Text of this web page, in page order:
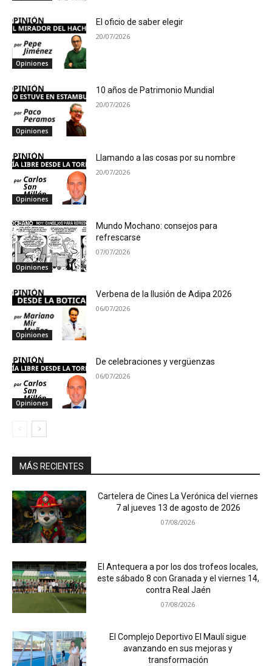
Opiniones
El oficio de saber elegir
20/07/2026
Opiniones
10 años de Patrimonio Mundial
20/07/2026
Opiniones
Llamando a las cosas por su nombre
20/07/2026
Opiniones
Mundo Mochano: consejos para
refrescarse
07/07/2026
Opiniones
Verbena de la Ilusión de Adipa 2026
06/07/2026
Opiniones
De celebraciones y vergüenzas
06/07/2026
MÁS RECIENTES
Cartelera de Cines La Verónica del viernes
7 al jueves 13 de agosto de 2026
07/08/2026
El Antequera a por los dos trofeos locales,
este sábado 8 con Granada y el viernes 14,
contra Real Jaén
07/08/2026
El Complejo Deportivo El Maulí sigue
avanzando en sus mejoras y
transformación